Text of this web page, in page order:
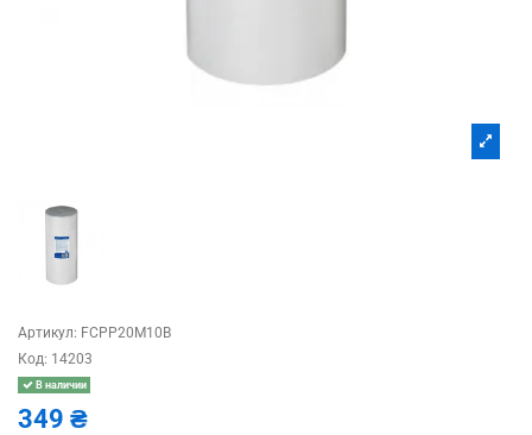
Артикул: FCPP20M10B
Код: 14203
В наличии
349 ₴